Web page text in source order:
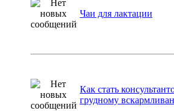
Чаи для лактации
Как стать
грудному